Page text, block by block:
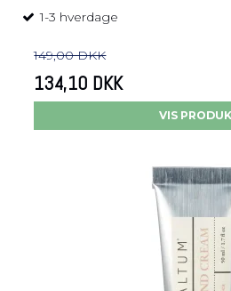
1-3 hverdage
149,00 DKK
134,10 DKK
VIS